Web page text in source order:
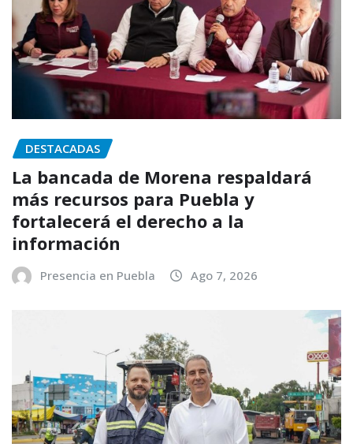
DESTACADAS
La bancada de Morena respaldará
más recursos para Puebla y
fortalecerá el derecho a la
información
Presencia en Puebla Ago 7, 2026